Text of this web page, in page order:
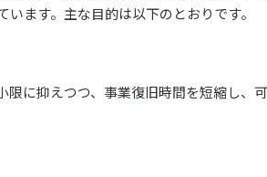
ます。主な目的は以下のとおりです。
限に抑えつつ、事業復旧時間を短縮し、